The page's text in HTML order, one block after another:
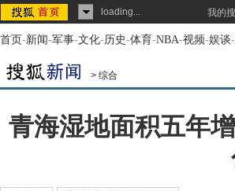
loading... 我的
首页-新闻-军事-文化-历史-体育-NBA-视频-娱谈-
> 综合
青海湿地面积五年